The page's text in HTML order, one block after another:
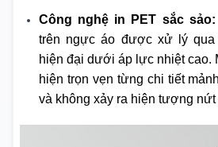
Công nghệ in PET sắc sảo:
trên ngực áo được xử lý qua
hiện đại dưới áp lực nhiệt cao.
hiện trọn vẹn từng chi tiết
và không xảy ra hiện tượng